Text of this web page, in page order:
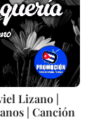
Lizano |
| Canción